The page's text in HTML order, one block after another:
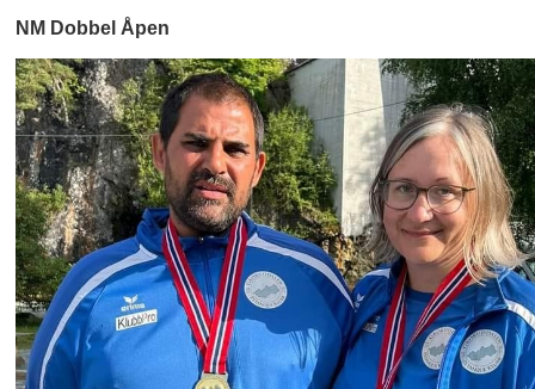
NM Dobbel Åpen